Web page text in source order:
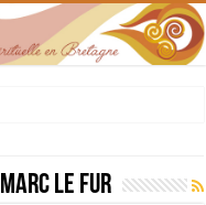
marc le fur